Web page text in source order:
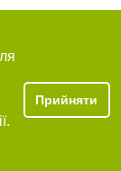
Прийняти